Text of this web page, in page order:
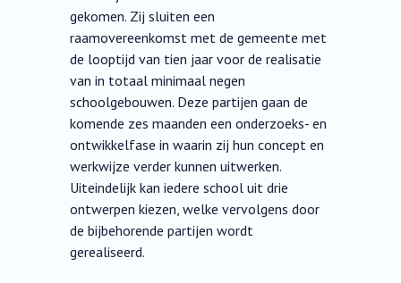
gekomen. Zij sluiten een
raamovereenkomst met de gemeente met
de looptijd van tien jaar voor de realisatie
van in totaal minimaal negen
schoolgebouwen. Deze partijen gaan de
komende zes maanden een onderzoeks- en
ontwikkelfase in waarin zij hun concept en
werkwijze verder kunnen uitwerken.
Uiteindelijk kan iedere school uit drie
ontwerpen kiezen, welke vervolgens door
de bijbehorende partijen wordt
gerealiseerd.